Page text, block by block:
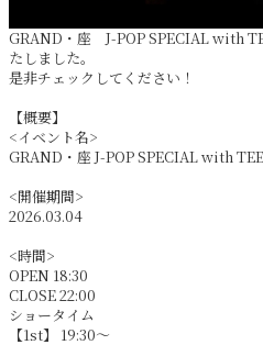
GRAND・座 J-POP SPECIAL with
たしました。
是非チェックしてください！
【概要】
<イベント名>
GRAND・座 J-POP SPECIAL with TEE
<開催期間>
2026.03.04
<時間>
OPEN 18:30
CLOSE 22:00
ショータイム
【1st】 19:30〜